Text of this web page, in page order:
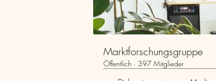
Marktforschungsgruppe
Öffentlich · 397 Mitglieder